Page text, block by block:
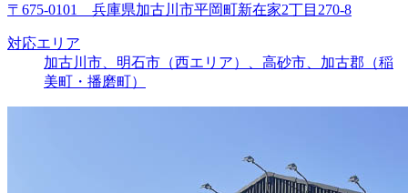
〒675-0101 兵庫県加古川市平岡町新在家2丁目270-8
対応エリア
加古川市、明石市（西エリア）、高砂市、加古郡（稲
美町・播磨町）